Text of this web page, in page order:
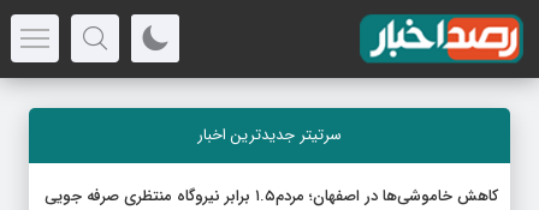
سرتیتر جدیدترین اخبار
کاهش خاموشی‌ها در اصفهان؛ مردم۱.۵ برابر نیروگاه منتظری صرفه جویی